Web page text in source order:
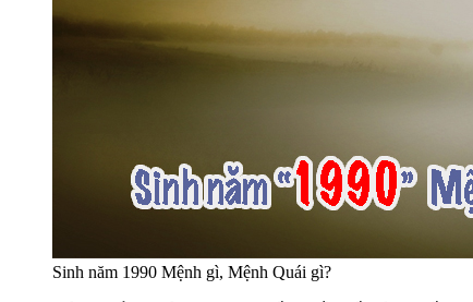
Sinh năm 1990 Mệnh gì, Mệnh Quái gì?